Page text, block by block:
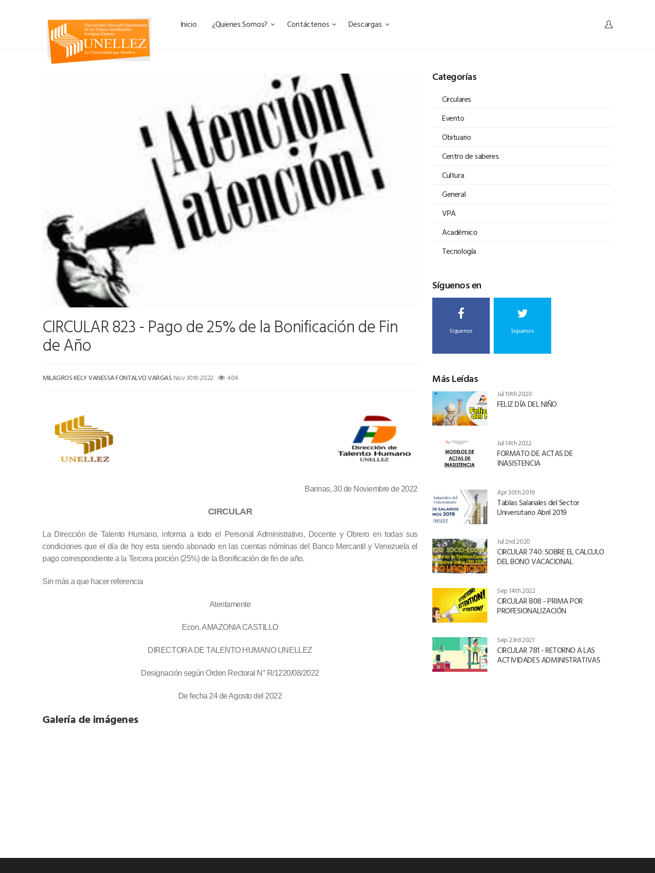
Inicio ¿Quienes Somos? Contáctenos Descargas
CIRCULAR 823 - Pago de 25% de la Bonificación de Fin
de Año
MILAGROS KELY VANESSA FONTALVO VARGAS Nov 30th 2022 404
Barinas, 30 de Noviembre de 2022
CIRCULAR
La Dirección de Talento Humano, informa a todo el Personal Administrativo, Docente y Obrero en todas sus
condiciones que el día de hoy esta siendo abonado en las cuentas nóminas del Banco Mercantil y Venezuela el
pago correspondiente a la Tercera porción (25%) de la Bonificación de fin de año.
Sin más a que hacer referencia
Atentamente
Econ. AMAZONIA CASTILLO
DIRECTORA DE TALENTO HUMANO UNELLEZ
Designación según Orden Rectoral N° R/1220/08/2022
De fecha 24 de Agosto del 2022
Galería de imágenes
Categorías
Circulares
Evento
Obituario
Centro de saberes
Cultura
General
VPA
Académico
Tecnología
Síguenos en
Siguenos Siguenos
Más Leídas
Jul 19th 2020
FELIZ DÍA DEL NIÑO
Jul 14th 2022
FORMATO DE ACTAS DE
INASISTENCIA
Apr 30th 2019
Tablas Salariales del Sector
Universitario Abril 2019
Jul 2nd 2020
CIRCULAR 740: SOBRE EL CALCULO
DEL BONO VACACIONAL
Sep 14th 2022
CIRCULAR 808 - PRIMA POR
PROFESIONALIZACIÓN
Sep 23rd 2021
CIRCULAR 781 - RETORNO A LAS
ACTIVIDADES ADMINISTRATIVAS